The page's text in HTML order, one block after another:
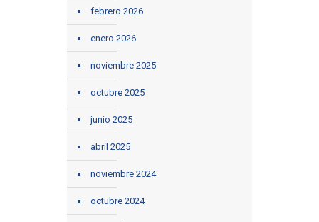
febrero 2026
enero 2026
noviembre 2025
octubre 2025
junio 2025
abril 2025
noviembre 2024
octubre 2024